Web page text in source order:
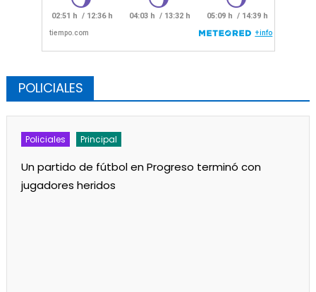
POLICIALES
Policiales Principal
Un partido de fútbol en Progreso terminó con
jugadores heridos